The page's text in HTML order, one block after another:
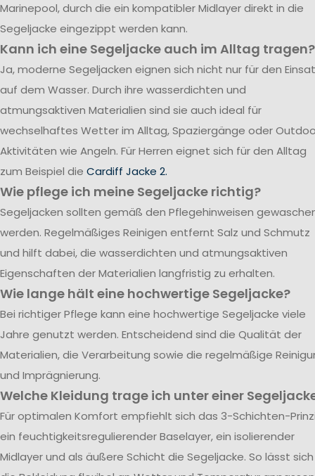
Marinepool, durch die ein kompatibler Midlayer direkt in die
Segeljacke eingezippt werden kann.
Kann ich eine Segeljacke auch im Alltag tragen?
Ja, moderne Segeljacken eignen sich nicht nur für den
auf dem Wasser. Durch ihre wasserdichten und
atmungsaktiven Materialien sind sie auch ideal für
wechselhaftes Wetter im Alltag, Spaziergänge oder
Aktivitäten wie Angeln. Für Herren eignet sich für den Alltag
zum Beispiel die Cardiff Jacke 2.
Wie pflege ich meine Segeljacke richtig?
Segeljacken sollten gemäß den Pflegehinweisen
werden. Regelmäßiges Reinigen entfernt Salz und Schmutz
und hilft dabei, die wasserdichten und atmungsaktiven
Eigenschaften der Materialien langfristig zu erhalten.
Wie lange hält eine hochwertige Segeljacke?
Bei richtiger Pflege kann eine hochwertige Segeljacke viele
Jahre genutzt werden. Entscheidend sind die Qualität der
Materialien, die Verarbeitung sowie die regelmäßige
und Imprägnierung.
Welche Kleidung trage ich unter einer
Für optimalen Komfort empfiehlt sich das 3-Schichten-
ein feuchtigkeitsregulierender Baselayer, ein isolierender
Midlayer und als äußere Schicht die Segeljacke. So lässt sich